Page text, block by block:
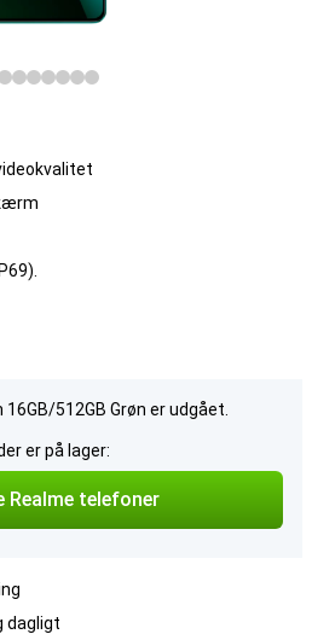
512GB Grøn er udgået.
er på lager:
Realme telefoner
dagligt